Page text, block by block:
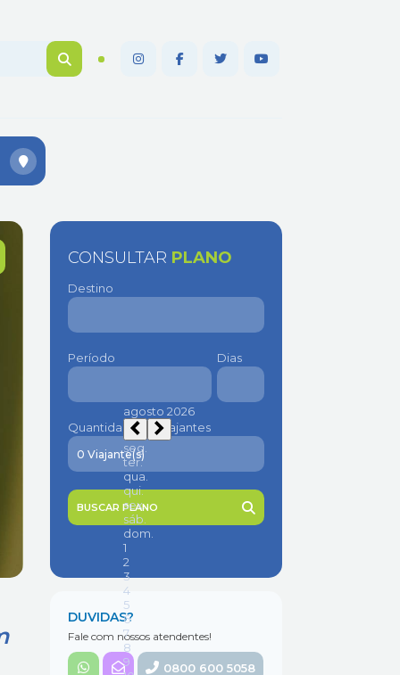
CONSULTAR PLANO
Destino
Período Dias
Quantidade de viajantes
BUSCAR PLANO
DUVIDAS?
Fale com nossos atendentes!
0800 600 5058